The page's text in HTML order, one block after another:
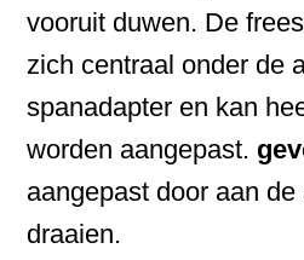
vooruit duwen. De
zich centraal onder de
spanadapter en kan
worden aangepast.
aangepast door aan
draaien.